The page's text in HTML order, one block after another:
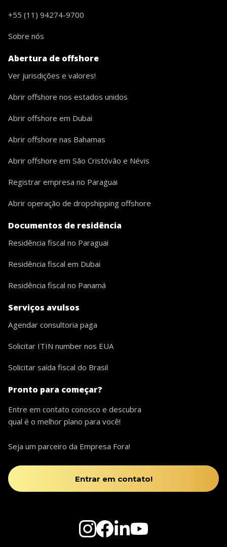
+55 (11) 94274-9700
Sobre nós
Abertura de offshore
Ver jurisdições e valores!
Abrir offshore nos estados unidos
Abrir offshore em Dubai
Abrir offshore nas Bahamas
Abrir offshore em São Cristóvão e Névis
Registrar empresa no Paraguai
Abrir operação de dropshipping offshore
Documentos de residência
Residência fiscal no Paraguai
Residência fiscal em Dubai
Residência fiscal no Panamá
Serviços avulsos
Agendar consultoria paga
Solicitar ITIN number nos EUA
Solicitar saída fiscal do Brasil
Pronto para começar?
Entre em contato conosco e descubra
qual é o melhor plano para você!
Seja um parceiro da Empresa Fora!
Entrar em contato!